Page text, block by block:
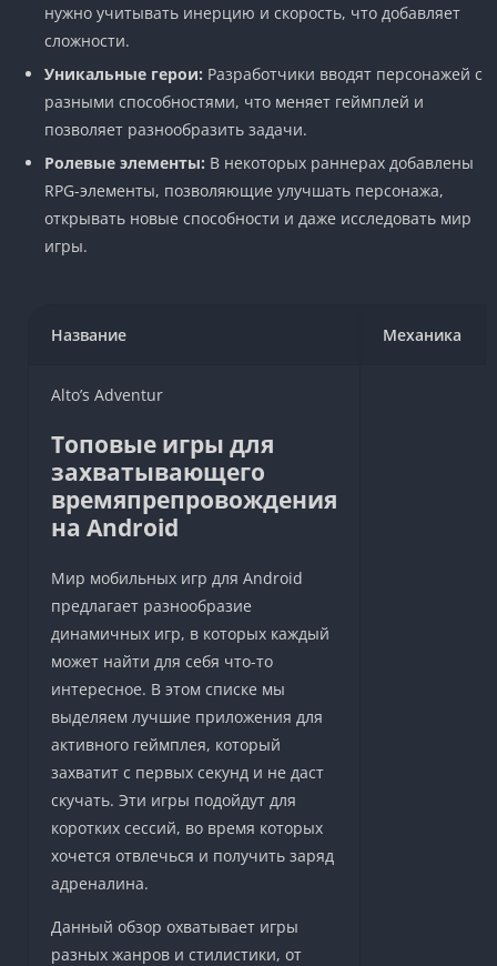
нужно учитывать инерцию и скорость, что добавляет
сложности.
Уникальные герои: Разработчики вводят персонажей с
разными способностями, что меняет геймплей и
позволяет разнообразить задачи.
Ролевые элементы: В некоторых раннерах добавлены
RPG-элементы, позволяющие улучшать персонажа,
открывать новые способности и даже исследовать мир
игры.
Название Механика
Alto’s Adventur
Топовые игры для
захватывающего
времяпрепровождения
на Android
Мир мобильных игр для Android
предлагает разнообразие
динамичных игр, в которых каждый
может найти для себя что-то
интересное. В этом списке мы
выделяем лучшие приложения для
активного геймплея, который
захватит с первых секунд и не даст
скучать. Эти игры подойдут для
коротких сессий, во время которых
хочется отвлечься и получить заряд
адреналина.
Данный обзор охватывает игры
разных жанров и стилистики, от